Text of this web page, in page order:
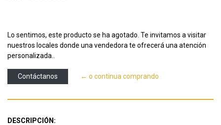
Lo sentimos, este producto se ha agotado. Te invitamos a visitar
nuestros locales donde una vendedora te ofrecerá una atención
personalizada..
Contáctanos ← o continua comprando
DESCRIPCIÓN: